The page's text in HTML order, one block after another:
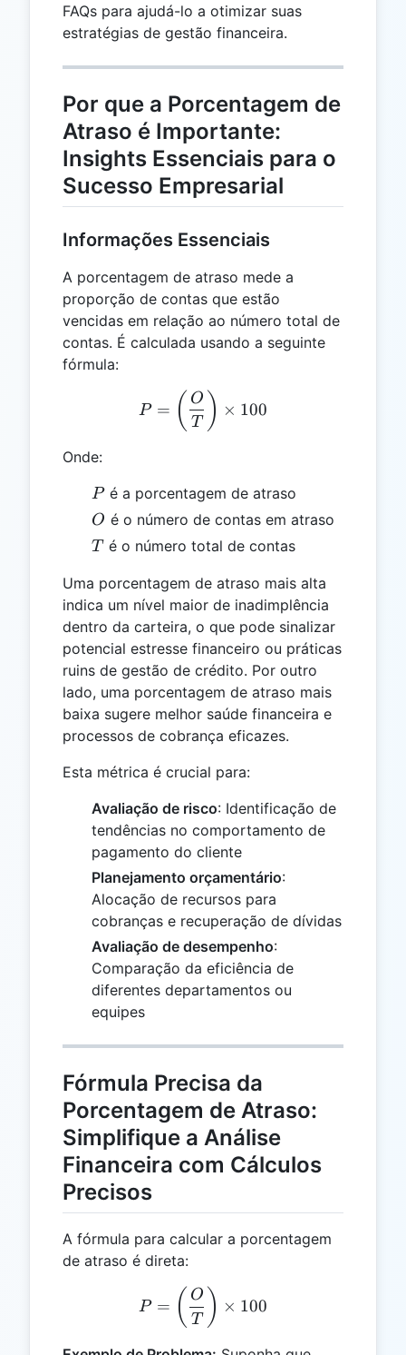
FAQs para ajudá-lo a otimizar suas
estratégias de gestão financeira.
Por que a Porcentagem de
Atraso é Importante:
Insights Essenciais para o
Sucesso Empresarial
Informações Essenciais
A porcentagem de atraso mede a
proporção de contas que estão
vencidas em relação ao número total de
contas. É calculada usando a seguinte
fórmula:
P =
P = ( T
O ) × 100
Onde:
P
Pé a porcentagem de atraso
O
O é o número de contas em atraso
T
T é o número total de contas
Uma porcentagem de atraso mais alta
indica um nível maior de inadimplência
dentro da carteira, o que pode sinalizar
potencial estresse financeiro ou práticas
ruins de gestão de crédito. Por outro
lado, uma porcentagem de atraso mais
baixa sugere melhor saúde financeira e
processos de cobrança eficazes.
Esta métrica é crucial para:
Avaliação de risco: Identificação de
tendências no comportamento de
pagamento do cliente
Planejamento orçamentário:
Alocação de recursos para
cobranças e recuperação de dívidas
Avaliação de desempenho:
Comparação da eficiência de
diferentes departamentos ou
equipes
Fórmula Precisa da
Porcentagem de Atraso:
Simplifique a Análise
Financeira com Cálculos
Precisos
A fórmula para calcular a porcentagem
de atraso é direta:
P =
P = ( T
O ) × 100